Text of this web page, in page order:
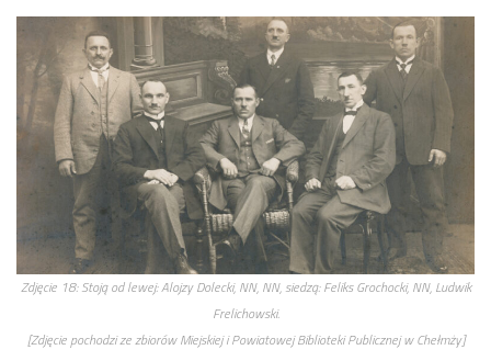
Zdjęcie 18:Stoją od lewej: Alojzy Dolecki, NN, NN, siedzą: Feliks Grochocki, NN, Ludwik
Frelichowski.
[Zdjęcie pochodzi ze zbiorów Miejskiej i Powiatowej Biblioteki Publicznej w Chełmży]